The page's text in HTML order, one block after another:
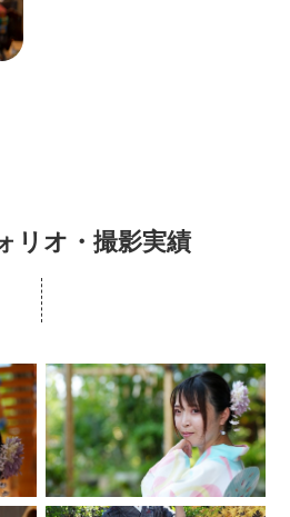
リオ・撮影実績